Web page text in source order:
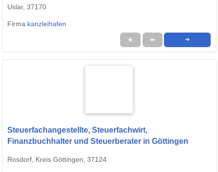
Uslar, 37170
Firma:kanzleihafen
★ ➦ ➜
Steuerfachangestellte, Steuerfachwirt,
Finanzbuchhalter und Steuerberater in Göttingen
Rosdorf, Kreis Göttingen, 37124